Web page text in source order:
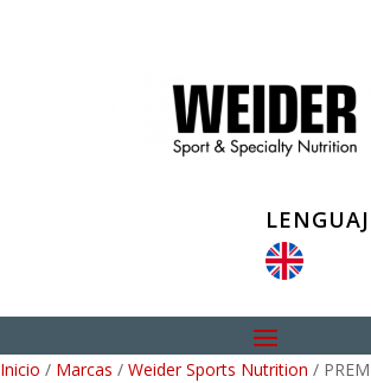
Inicio / Marcas / Weider Sports Nutrition /